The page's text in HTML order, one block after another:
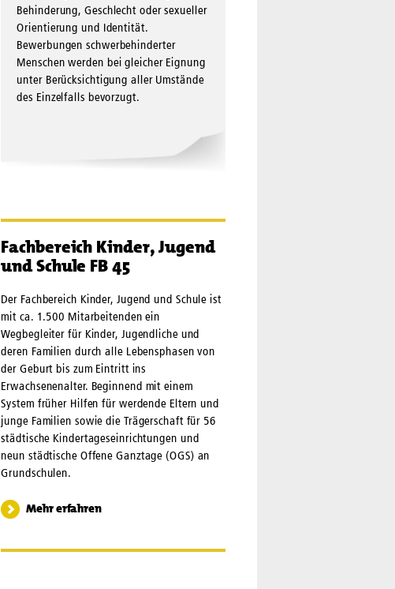
Behinderung, Geschlecht oder sexueller
Orientierung und Identität.
Bewerbungen schwer­behinderter
Menschen werden bei gleicher Eignung
unter Berück­sichtigung aller Umstände
des Einzelfalls bevorzugt.
Fachbereich Kinder, Jugend
und Schule FB 45
Der Fachbereich Kinder, Jugend und Schule ist
mit ca. 1.500 Mitarbeitenden ein
Wegbegleiter für Kinder, Jugendliche und
deren Familien durch alle Lebensphasen von
der Geburt bis zum Eintritt ins
Erwachsenenalter. Beginnend mit einem
System früher Hilfen für werdende Eltern und
junge Familien sowie die Trägerschaft für 56
städtische Kindertageseinrichtungen und
neun städtische Offene Ganztage (OGS) an
Grundschulen.
Mehr erfahren